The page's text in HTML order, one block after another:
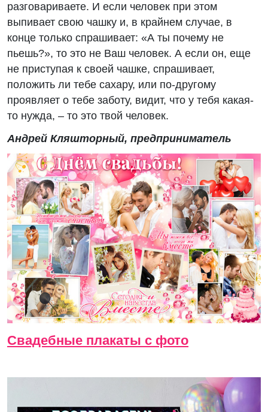
разговариваете. И если человек при этом
выпивает свою чашку и, в крайнем случае, в
конце только спрашивает: «А ты почему не
пьешь?», то это не Ваш человек. А если он, еще
не приступая к своей чашке, спрашивает,
положить ли тебе сахару, или по-другому
проявляет о тебе заботу, видит, что у тебя какая-
то нужда, – то это твой человек.
Андрей Кляшторный, предприниматель
Свадебные плакаты с фото